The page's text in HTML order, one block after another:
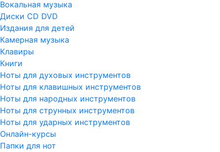
Вокальная музыка
Диски CD DVD
Издания для детей
Камерная музыка
Клавиры
Книги
Ноты для духовых инструментов
Ноты для клавишных инструментов
Ноты для народных инструментов
Ноты для струнных инструментов
Ноты для ударных инструментов
Онлайн-курсы
Папки для нот